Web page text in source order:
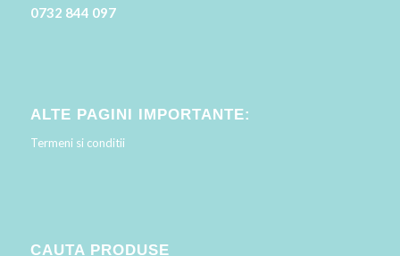
0732 844 097
ALTE PAGINI IMPORTANTE:
Termeni si conditii
CAUTA PRODUSE